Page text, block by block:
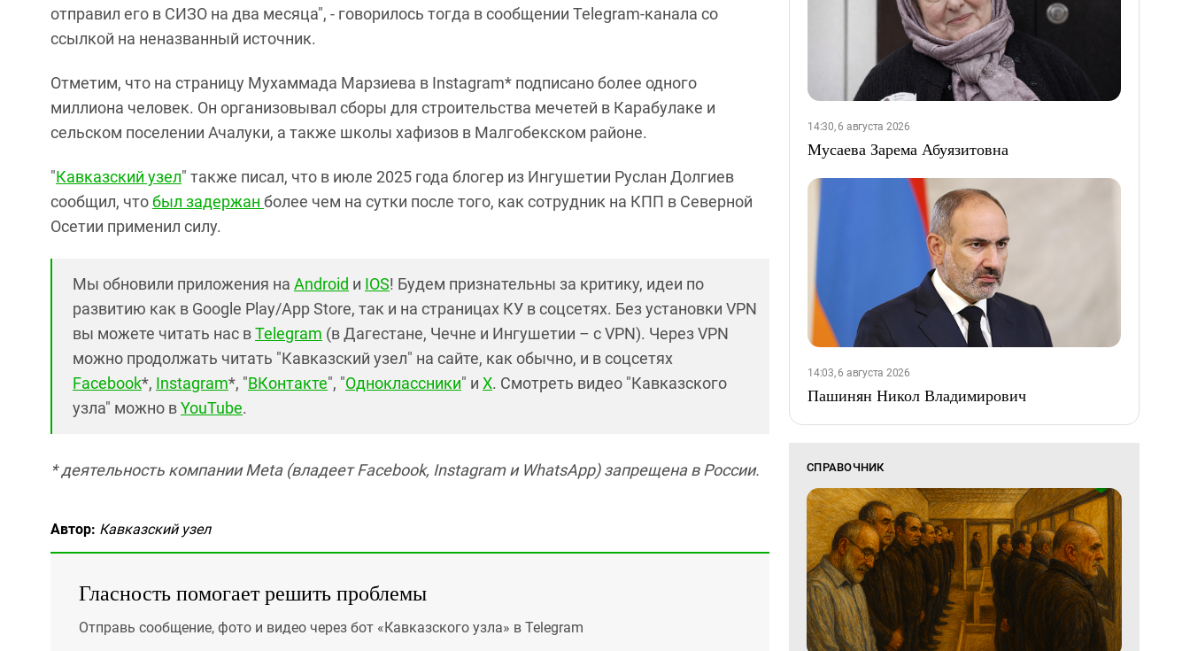
отправил его в СИЗО на два месяца", - говорилось тогда в сообщении Telegram-канала со
ссылкой на неназванный источник.
Отметим, что на страницу Мухаммада Марзиева в Instagram* подписано более одного
миллиона человек. Он организовывал сборы для строительства мечетей в Карабулаке и
сельском поселении Ачалуки, а также школы хафизов в Малгобекском районе.
"Кавказский узел" также писал, что в июле 2025 года блогер из Ингушетии Руслан Долгиев
сообщил, чтобыл задержан более чем на сутки после того, как сотрудник на КПП в Северной
Осетии применил силу.
Мы обновили приложения на Android и IOS! Будем признательны за критику, идеи по
развитию как в Google Play/App Store, так и на страницах КУ в соцсетях. Без установки VPN
вы можете читать нас вTelegram (в Дагестане, Чечне и Ингушетии – с VPN). Через VPN
можно продолжать читать "Кавказский узел" на сайте, как обычно, и в соцсетях
Facebook*, Instagram*, "ВКонтакте", "Одноклассники" и X. Смотреть видео "Кавказского
узла" можно вYouTube.
* деятельность компании Meta (владеет Facebook, Instagram и WhatsApp) запрещена в России.
Автор: Кавказский узел
Гласность помогает решить проблемы
Отправь сообщение, фото и видео через бот «Кавказского узла» в Telegram
14:30, 6 августа 2026
Мусаева Зарема Абуязитовна
14:03, 6 августа 2026
Пашинян Никол Владимирович
СПРАВОЧНИК